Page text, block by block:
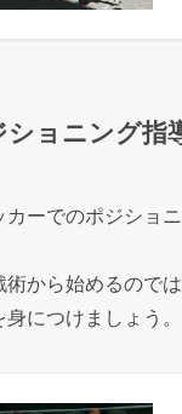
ョニング指
カーでのポジショ
術から始めるので
身につけましょう。